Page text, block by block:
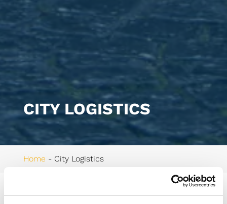
CITY LOGISTICS
Home - City Logistics